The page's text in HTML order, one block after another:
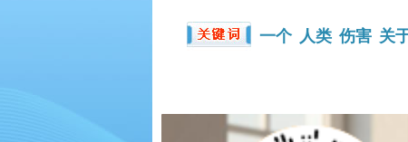
一个 人类 伤害 关